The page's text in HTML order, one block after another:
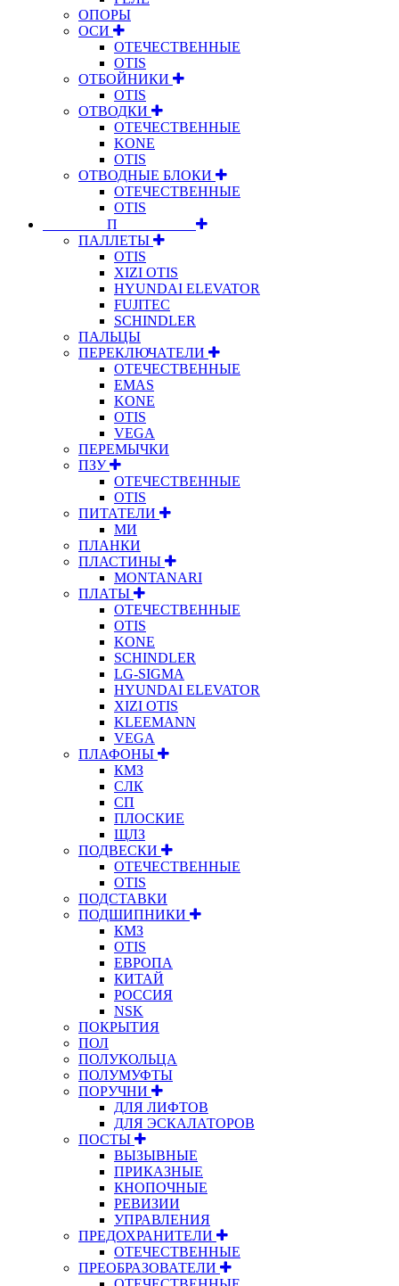
ОПОРЫ
ОСИ
ОТЕЧЕСТВЕННЫЕ
OTIS
ОТБОЙНИКИ
OTIS
ОТВОДКИ
ОТЕЧЕСТВЕННЫЕ
KONE
OTIS
ОТВОДНЫЕ БЛОКИ
ОТЕЧЕСТВЕННЫЕ
OTIS
⠀⠀⠀⠀⠀⠀П⠀⠀⠀⠀⠀⠀⠀
ПАЛЛЕТЫ
OTIS
XIZI OTIS
HYUNDAI ELEVATOR
FUJITEC
SCHINDLER
ПАЛЬЦЫ
ПЕРЕКЛЮЧАТЕЛИ
ОТЕЧЕСТВЕННЫЕ
EMAS
KONE
OTIS
VEGA
ПЕРЕМЫЧКИ
ПЗУ
ОТЕЧЕСТВЕННЫЕ
OTIS
ПИТАТЕЛИ
МИ
ПЛАНКИ
ПЛАСТИНЫ
MONTANARI
ПЛАТЫ
ОТЕЧЕСТВЕННЫЕ
OTIS
KONE
SCHINDLER
LG-SIGMA
HYUNDAI ELEVATOR
XIZI OTIS
KLEEMANN
VEGA
ПЛАФОНЫ
КМЗ
СЛК
СП
ПЛОСКИЕ
ЩЛЗ
ПОДВЕСКИ
ОТЕЧЕСТВЕННЫЕ
OTIS
ПОДСТАВКИ
ПОДШИПНИКИ
КМЗ
OTIS
ЕВРОПА
КИТАЙ
РОССИЯ
NSK
ПОКРЫТИЯ
ПОЛ
ПОЛУКОЛЬЦА
ПОЛУМУФТЫ
ПОРУЧНИ
ДЛЯ ЛИФТОВ
ДЛЯ ЭСКАЛАТОРОВ
ПОСТЫ
ВЫЗЫВНЫЕ
ПРИКАЗНЫЕ
КНОПОЧНЫЕ
РЕВИЗИИ
УПРАВЛЕНИЯ
ПРЕДОХРАНИТЕЛИ
ОТЕЧЕСТВЕННЫЕ
ПРЕОБРАЗОВАТЕЛИ